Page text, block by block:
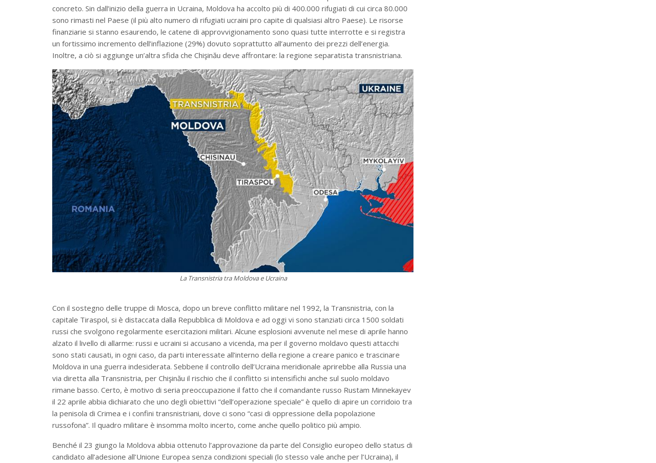
concreto. Sin dall’inizio della guerra in Ucraina, Moldova ha accolto più di 400.000 rifugiati di cui circa 80.000
sono rimasti nel Paese (il più alto numero di rifugiati ucraini pro capite di qualsiasi altro Paese). Le risorse
finanziarie si stanno esaurendo, le catene di approvvigionamento sono quasi tutte interrotte e si registra
un fortissimo incremento dell’inflazione (29%) dovuto soprattutto all’aumento dei prezzi dell’energia.
Inoltre, a ciò si aggiunge un’altra sfida che Chişinău deve affrontare: la regione separatista transnistriana.
La Transnistria tra Moldova e Ucraina
Con il sostegno delle truppe di Mosca, dopo un breve conflitto militare nel 1992, la Transnistria, con la
capitale Tiraspol, si è distaccata dalla Repubblica di Moldova e ad oggi vi sono stanziati circa 1500 soldati
russi che svolgono regolarmente esercitazioni militari. Alcune esplosioni avvenute nel mese di aprile hanno
alzato il livello di allarme: russi e ucraini si accusano a vicenda, ma per il governo moldavo questi attacchi
sono stati causati, in ogni caso, da parti interessate all’interno della regione a creare panico e trascinare
Moldova in una guerra indesiderata. Sebbene il controllo dell’Ucraina meridionale aprirebbe alla Russia una
via diretta alla Transnistria, per Chişinău il rischio che il conflitto si intensifichi anche sul suolo moldavo
rimane basso. Certo, è motivo di seria preoccupazione il fatto che il comandante russo Rustam Minnekayev
il 22 aprile abbia dichiarato che uno degli obiettivi “dell’operazione speciale” è quello di apire un corridoio tra
la penisola di Crimea e i confini transnistriani, dove ci sono “casi di oppressione della popolazione
russofona”. Il quadro militare è insomma molto incerto, come anche quello politico più ampio.
Benché il 23 giungo la Moldova abbia ottenuto l’approvazione da parte del Consiglio europeo dello status di
candidato all’adesione all’Unione Europea senza condizioni speciali (lo stesso vale anche per l’Ucraina), il